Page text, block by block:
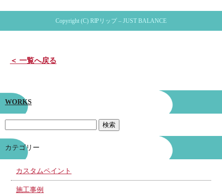
Copyright (C) RIPリップ – JUST BALANCE
＜ 一覧へ戻る
WORKS
カテゴリー
カスタムペイント
施工事例